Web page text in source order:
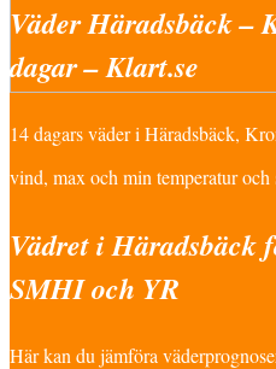
Väder Häradsbäck –
dagar – Klart.se
14 dagars väder i Häradsbäck,
vind, max och min temperatur och
Vädret i Häradsbäck
SMHI och YR
Här kan du jämföra